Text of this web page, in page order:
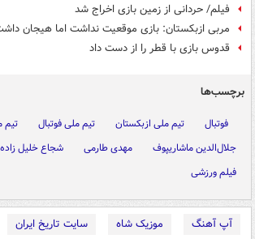
فیلم/ حردانی از زمین بازی اخراج شد
مربی ازبکستان: بازی موقعیت نداشت اما هیجان
قدوس بازی با قطر را از دست داد
برچسب‌ها
فوتبال تیم ملی ازبکستان تیم ملی فوتبال
تیم
جلال‌الدین ماشاریپوف
مهدی طارمی شجاع خلیل زاده
فیلم ورزشی
آپ آهنگ موزیک شاه
سایت تاریخ ایران